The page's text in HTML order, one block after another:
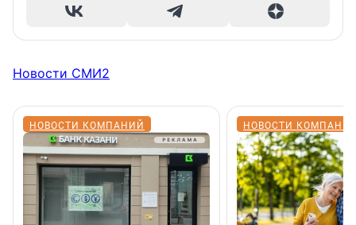
Новости СМИ2
НОВОСТИ КОМПАНИЙ НОВОСТИ